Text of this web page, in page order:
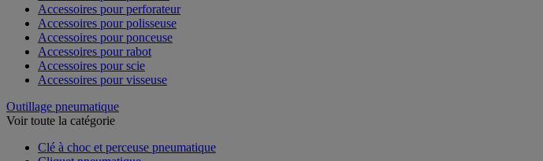
Accessoires pour perforateur
Accessoires pour polisseuse
Accessoires pour ponceuse
Accessoires pour rabot
Accessoires pour scie
Accessoires pour visseuse
Outillage pneumatique
Voir toute la catégorie
Clé à choc et perceuse pneumatique